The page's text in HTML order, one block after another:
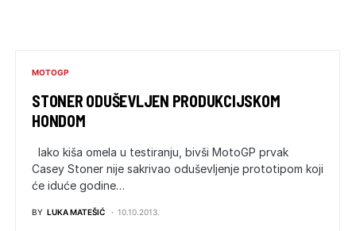
MOTOGP
STONER ODUŠEVLJEN PRODUKCIJSKOM
HONDOM
Iako kiša omela u testiranju, bivši MotoGP prvak
Casey Stoner nije sakrivao oduševljenje prototipom koji
će iduće godine…
BY LUKA MATEŠIĆ 10.10.2013.